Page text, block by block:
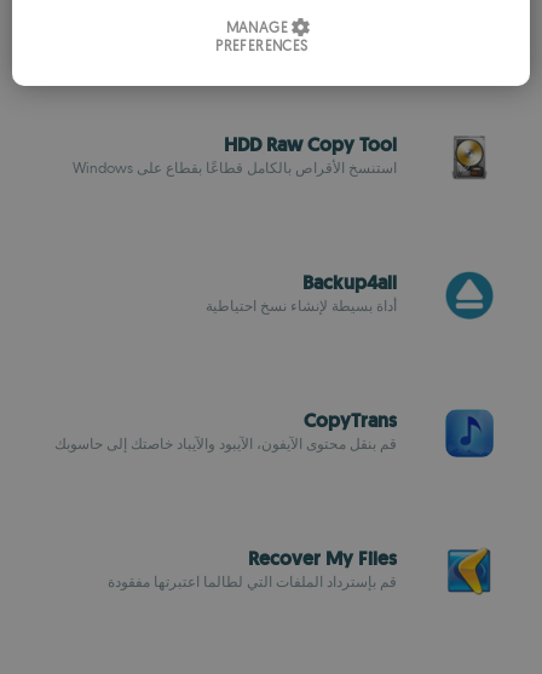
إنشاء بأمان أقسام القرص الثابت
HDD Raw Copy Tool
استنسخ الأقراص بالكامل قطاعًا بقطاع على Windows
Backup4all
أداة بسيطة لإنشاء نسخ احتياطية
CopyTrans
قم بنقل محتوى الآيفون، الآيبود والآيباد خاصتك إلى حاسوبك
Recover My Files
قم بإسترداد الملفات التي لطالما اعتبرتها مفقودة
ROMANIAN
MANAGE
PREFERENCES